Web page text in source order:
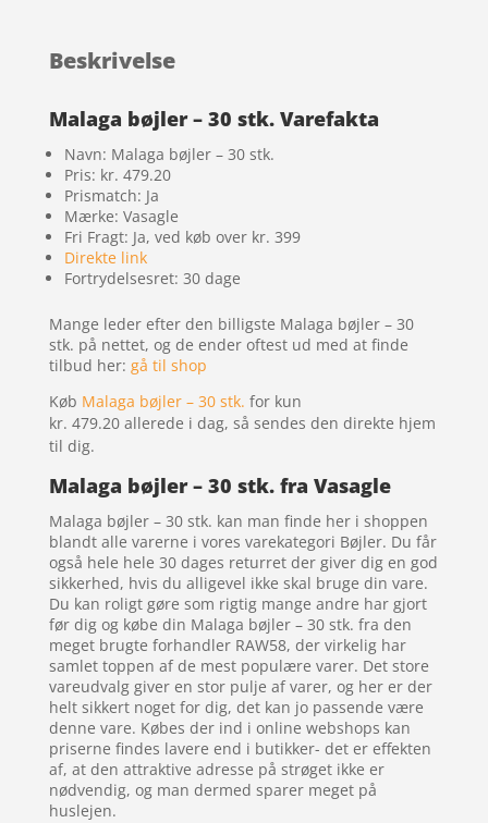
Beskrivelse
Malaga bøjler – 30 stk. Varefakta
Navn: Malaga bøjler – 30 stk.
Pris: kr. 479.20
Prismatch: Ja
Mærke: Vasagle
Fri Fragt: Ja, ved køb over kr. 399
Direkte link
Fortrydelsesret: 30 dage
Mange leder efter den billigste Malaga bøjler – 30
stk. på nettet, og de ender oftest ud med at finde
tilbud her: gå til shop
Køb Malaga bøjler – 30 stk. for kun
kr. 479.20 allerede i dag, så sendes den direkte hjem
til dig.
Malaga bøjler – 30 stk. fra Vasagle
Malaga bøjler – 30 stk. kan man finde her i shoppen
blandt alle varerne i vores varekategori Bøjler. Du får
også hele hele 30 dages returret der giver dig en god
sikkerhed, hvis du alligevel ikke skal bruge din vare.
Du kan roligt gøre som rigtig mange andre har gjort
før dig og købe din Malaga bøjler – 30 stk. fra den
meget brugte forhandler RAW58, der virkelig har
samlet toppen af de mest populære varer. Det store
vareudvalg giver en stor pulje af varer, og her er der
helt sikkert noget for dig, det kan jo passende være
denne vare. Købes der ind i online webshops kan
priserne findes lavere end i butikker- det er effekten
af, at den attraktive adresse på strøget ikke er
nødvendig, og man dermed sparer meget på
huslejen.